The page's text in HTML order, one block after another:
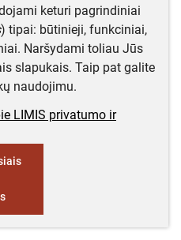
keturi pagrindiniai
) tipai: būtinieji, funkciniai,
Naršydami toliau Jūs
slapukais. Taip pat galite
naudojimu.
LIMIS privatumo ir